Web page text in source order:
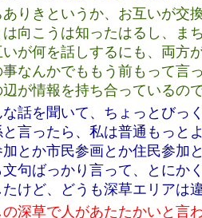
ありきというか、お互いが交
向こうは知ったはるし、ま
が何を話しするにも、両方
なんかでももう前もって言
が情報を持ち合っているの
話を聞いて、ちょっとびっ
言ったら、私は普通もっと
とか市民参画とか住民参加
文句ばっかり言って、とにか
けど、どうも深草エリアは
の深草で人があたたかいと言